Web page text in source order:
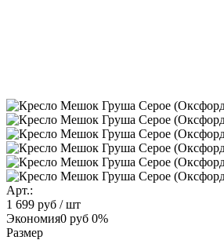
Арт.:
1 699 руб / шт
Экономия0 руб 0%
Размер